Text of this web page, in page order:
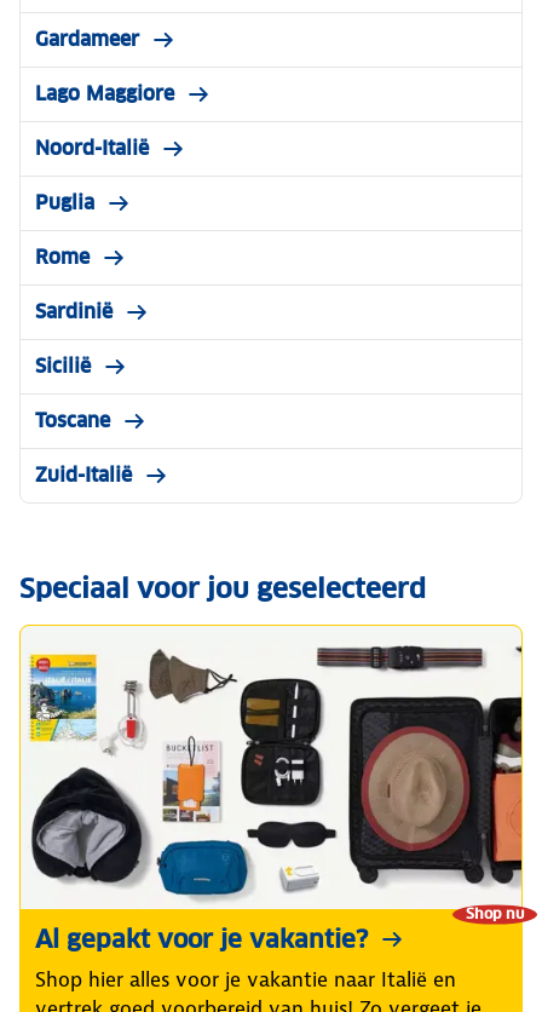
Gardameer
Lago Maggiore
Noord-Italië
Puglia
Rome
Sardinië
Sicilië
Toscane
Zuid-Italië
Speciaal voor jou geselecteerd
Shop nu
Al gepakt voor je vakantie?
Shop hier alles voor je vakantie naar Italië en